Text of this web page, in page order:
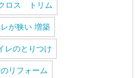
ロス トリム
レが狭い 増築
レのとりつけ
のリフォーム